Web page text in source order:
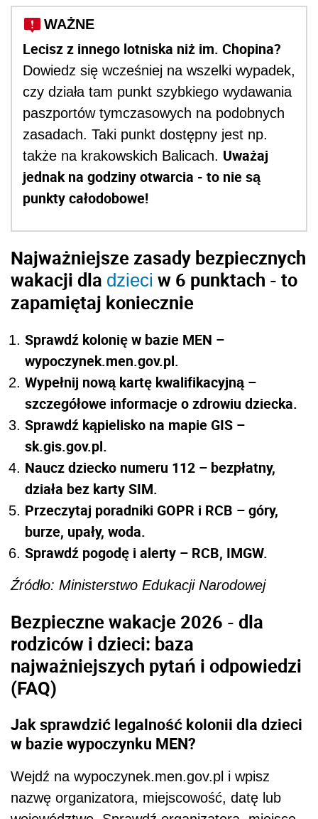
WAŻNE
Lecisz z innego lotniska niż im. Chopina?
Dowiedz się wcześniej na wszelki wypadek,
czy działa tam punkt szybkiego wydawania
paszportów tymczasowych na podobnych
zasadach. Taki punkt dostępny jest np.
także na krakowskich Balicach. Uważaj
jednak na godziny otwarcia - to nie są
punkty całodobowe!
Najważniejsze zasady bezpiecznych
wakacji dla dzieci w 6 punktach - to
zapamiętaj koniecznie
Sprawdź kolonię w bazie MEN –
wypoczynek.men.gov.pl.
Wypełnij nową kartę kwalifikacyjną –
szczegółowe informacje o zdrowiu dziecka.
Sprawdź kąpielisko na mapie GIS –
sk.gis.gov.pl.
Naucz dziecko numeru 112 – bezpłatny,
działa bez karty SIM.
Przeczytaj poradniki GOPR i RCB – góry,
burze, upały, woda.
Sprawdź pogodę i alerty – RCB, IMGW.
Źródło: Ministerstwo Edukacji Narodowej
Bezpieczne wakacje 2026 - dla
rodziców i dzieci: baza
najważniejszych pytań i odpowiedzi
(FAQ)
Jak sprawdzić legalność kolonii dla dzieci
w bazie wypoczynku MEN?
Wejdź na wypoczynek.men.gov.pl i wpisz
nazwę organizatora, miejscowość, datę lub